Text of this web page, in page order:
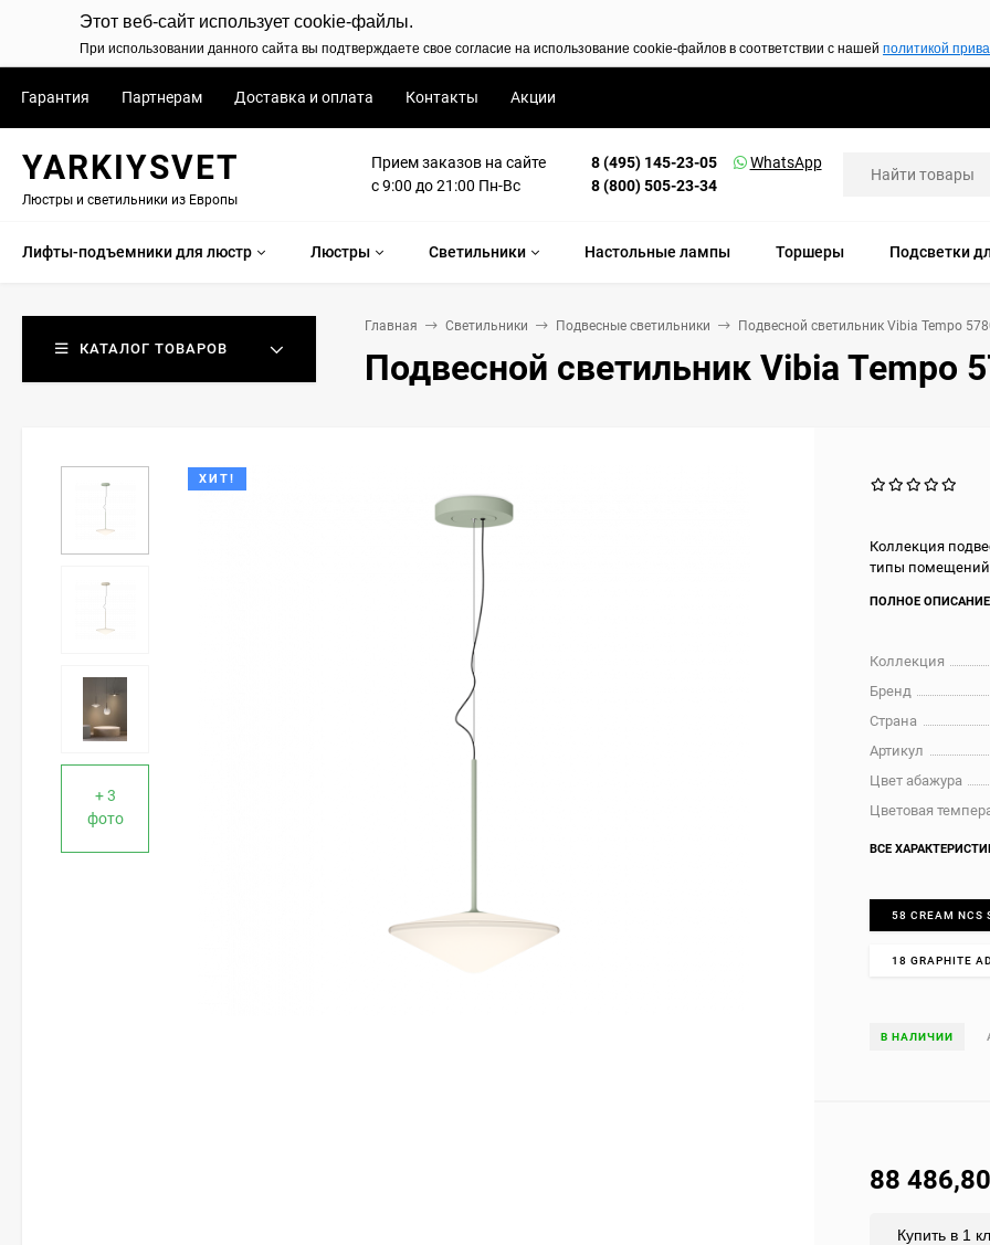
Этот веб-сайт использует cookie-файлы.
При использовании данного сайта вы подтверждаете свое согласие на использование cookie-файлов в соответствии с нашей политикой
Гарантия Партнерам Доставка и оплата Контакты Акции
YARKIYSVET
Люстры и светильники из Европы
Прием заказов на сайте
с 9:00 до 21:00 Пн-Вс
8 (495) 145-23-05
8 (800) 505-23-34
WhatsApp
Лифты-подъемники для люстр Люстры Светильники Настольные лампы Торшеры Подсветки
КАТАЛОГ ТОВАРОВ
Главная Светильники Подвесные светильники Подвесной светильник Vibia Tempo
Подвесной светильник Vibia Tempo
+ 3
фото
ХИТ!
Коллекция
типы помещений
ПОЛНОЕ ОПИСАНИЕ
Коллекция
Бренд
Страна
Артикул
Цвет абажура
Цветовая
ВСЕ
58 CREAM NCS
18 GRAPHITE
В НАЛИЧИИ
88
Купить в 1